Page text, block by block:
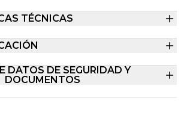
TÉCNICAS
DATOS DE SEGURIDAD Y
DOCUMENTOS